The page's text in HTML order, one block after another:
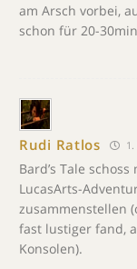
am Arsch vorbei,
schon für 20-
Rudi Ratlos
Bard’s Tale
LucasArts-
zusammenstellen
fast lustiger fand,
Konsolen).